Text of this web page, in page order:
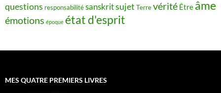
questions responsabilitésanskritsujet Terrevérité Être âme
émotions époque état d'esprit
MES QUATRE PREMIERS LIVRES